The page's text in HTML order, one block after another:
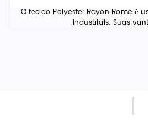
O tecido Polyester Rayon Rome é
industriais. Suas